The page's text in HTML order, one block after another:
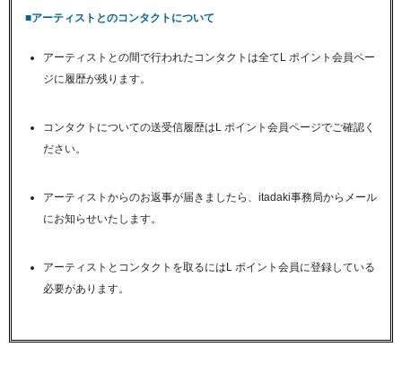
■アーティストとのコンタクトについて
アーティストとの間で行われたコンタクトは全てL ポイント会員ペー
ジに履歴が残ります。
コンタクトについての送受信履歴はL ポイント会員ページでご確認く
ださい。
アーティストからのお返事が届きましたら、itadaki事務局からメール
にお知らせいたします。
アーティストとコンタクトを取るにはL ポイント会員に登録している
必要があります。